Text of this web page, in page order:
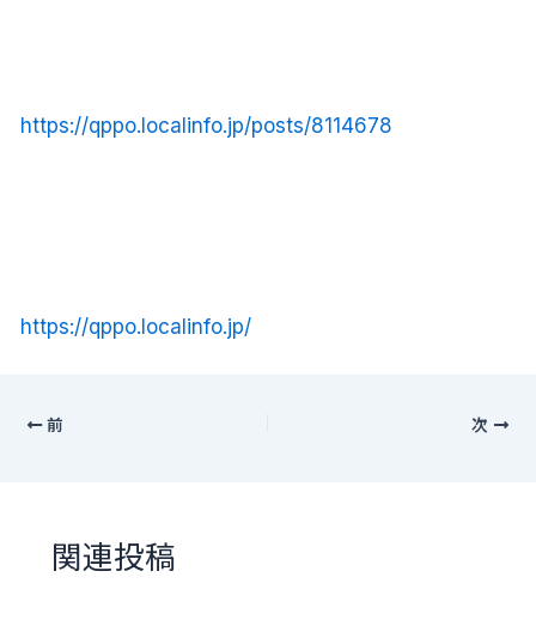
https://qppo.localinfo.jp/posts/8114678
https://qppo.localinfo.jp/
前 次
関連投稿